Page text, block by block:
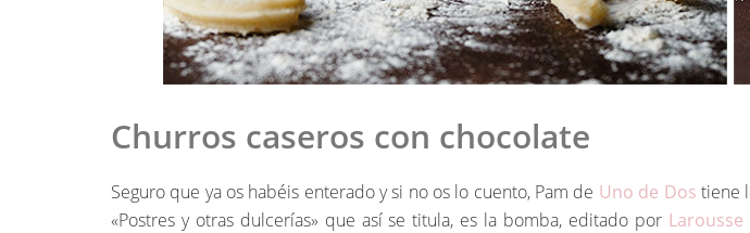
Churros caseros con chocolate
Seguro que ya os habéis enterado y si no os lo cuento, Pam de Uno de Dos tiene
«Postres y otras dulcerías» que así se titula, es la bomba, editado por Larousse